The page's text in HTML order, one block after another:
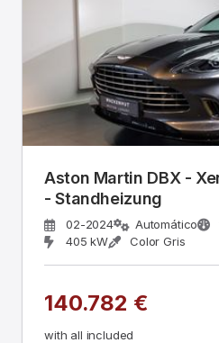
Aston Martin DBX -
- Standheizung
02-2024 Automático
405 kW
Color Gris
140.782 €
with all included